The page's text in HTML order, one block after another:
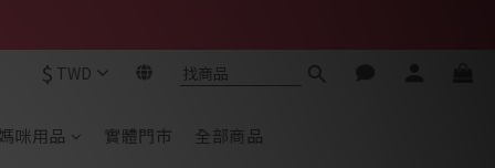
$ TWD
咪用品 實體門市 全部商品